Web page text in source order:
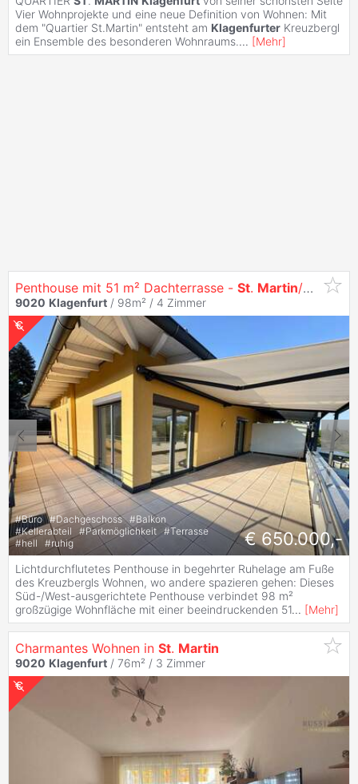
Vier Wohnprojekte und eine neue Definition von Wohnen: Mit
dem "Quartier St.Martin" entsteht am Klagenfurter Kreuzbergl
ein Ensemble des besonderen Wohnraums.... [Mehr]
Penthouse mit 51 m² Dachterrasse - St. Martin/Kreuzbergl Provisionsfrei
9020 Klagenfurt / 98m² / 4 Zimmer
#Büro #Dachgeschoss #Balkon
#Kellerabteil #Parkmöglichkeit #Terrasse
#hell #ruhig € 650.000,-
Lichtdurchflutetes Penthouse in begehrter Ruhelage am Fuße
des Kreuzbergls Wohnen, wo andere spazieren gehen: Dieses
Süd-/West-ausgerichtete Penthouse verbindet 98 m²
großzügige Wohnfläche mit einer beeindruckenden 51... [Mehr]
Charmantes Wohnen in St. Martin
9020 Klagenfurt / 76m² / 3 Zimmer